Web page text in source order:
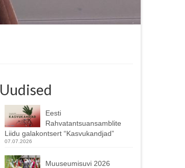
Uudised
Eesti
Rahvatantsuansamblite
Liidu galakontsert “Kasvukandjad”
07.07.2026
Muuseumisuvi 2026